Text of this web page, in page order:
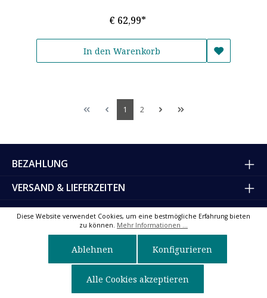
€ 62,99*
In den Warenkorb
1 2
BEZAHLUNG
VERSAND & LIEFERZEITEN
RETOUREN & REPARATUREN
SICHERHEIT & VERTRAUEN
SERVICE & KONTAKT
DAS UNTERNEHMEN
Diese Website verwendet Cookies, um eine bestmögliche Erfahrung bieten
zu können. Mehr Informationen ...
Ablehnen Konfigurieren
Alle Cookies akzeptieren